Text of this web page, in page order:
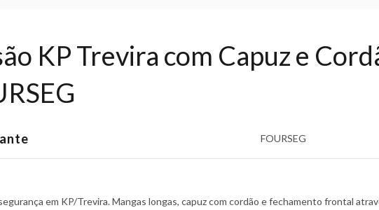
KP Trevira com Capuz e
FOURSEG
em KP/Trevira. Mangas longas, capuz com cordão e fechamento frontal